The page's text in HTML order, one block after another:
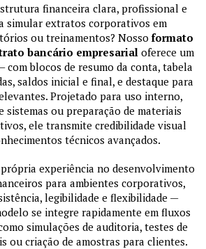
financeira clara, profissional e
simular extratos corporativos em
ou treinamentos? Nosso formato
bancário empresarial oferece um
blocos de resumo da conta, tabela
saldos inicial e final, e destaque para
Projetado para uso interno,
sistemas ou preparação de materiais
ele transmite credibilidade visual
técnicos avançados.
própria experiência no desenvolvimento
para ambientes corporativos,
legibilidade e flexibilidade —
se integre rapidamente em fluxos
simulações de auditoria, testes de
ou criação de amostras para clientes.